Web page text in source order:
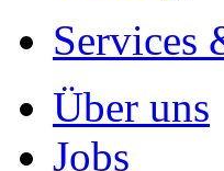
Autoren
Autor
Ihre